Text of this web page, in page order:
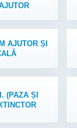
AJUTOR ȘI
(PAZA ȘI